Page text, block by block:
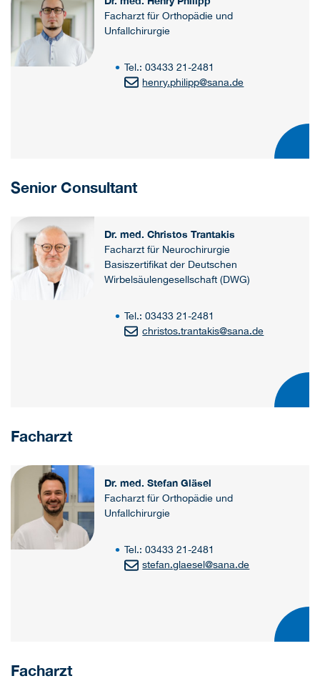
Facharzt für Orthopädie und
Unfallchirurgie
Tel.: 03433 21-2481
henry.philipp@sana.de
Senior Consultant
Dr. med. Christos Trantakis
Facharzt für Neurochirurgie
Basiszertifikat der Deutschen
Wirbelsäulengesellschaft (DWG)
Tel.: 03433 21-2481
christos.trantakis@sana.de
Facharzt
Dr. med. Stefan Gläsel
Facharzt für Orthopädie und
Unfallchirurgie
Tel.: 03433 21-2481
stefan.glaesel@sana.de
Facharzt